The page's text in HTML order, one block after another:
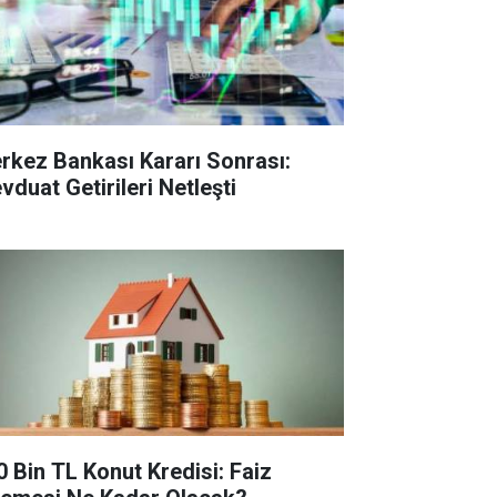
Bankası Kararı Sonrası:
Getirileri Netleşti
Bin TL Konut Kredisi: Faiz